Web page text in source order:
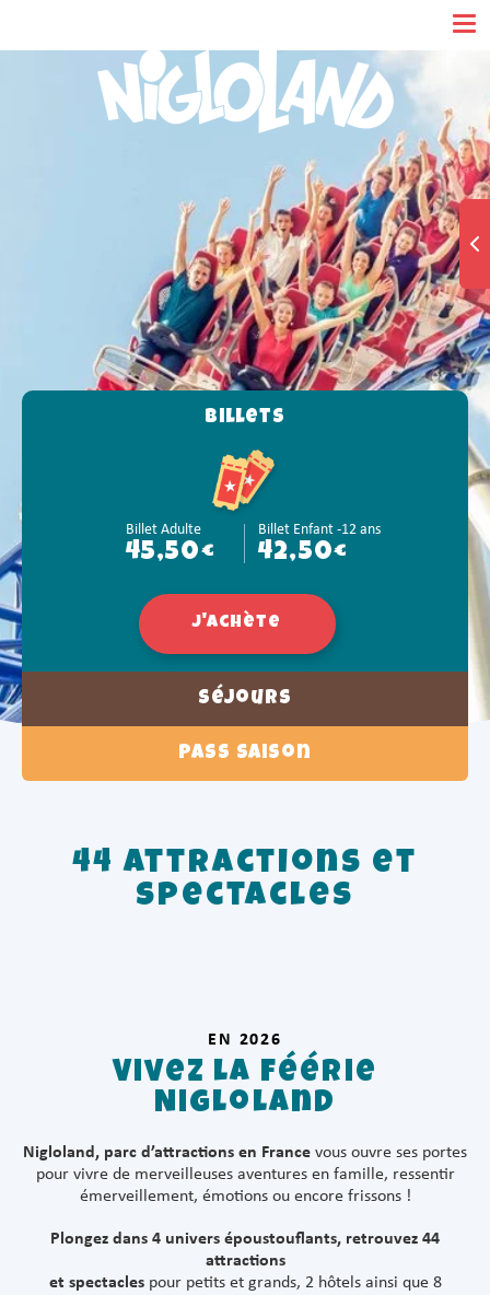
Billets
Billet Adulte
45,50€
Billet Enfant -12 ans
42,50€
J'achète
Séjours
Pass Saison
44 attractions et
spectacles
EN 2026
Vivez la féérie
Nigloland
Nigloland, parc d’attractions en France vous ouvre ses portes
pour vivre de merveilleuses aventures en famille, ressentir
émerveillement, émotions ou encore frissons !
Plongez dans 4 univers époustouflants, retrouvez 44
attractions
et spectaclespour petits et grands, 2 hôtels ainsi que 8